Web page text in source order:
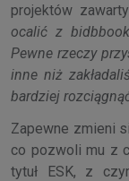
projektów
ocalić z
Pewne rzeczy
inne niż
bardziej
Zapewne zmieni
co pozwoli mu z
tytuł ESK, z